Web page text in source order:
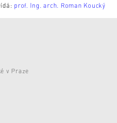
prof. Ing. arch. Roman Koucký
v Praze